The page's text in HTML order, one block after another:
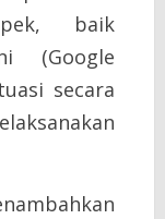
baik
(Google
secara